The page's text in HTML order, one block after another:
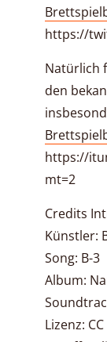
https://
Natürlich
den
https://
mt=2
Credits
Künstler:
Song: B-3
Album:
Lizenz: CC